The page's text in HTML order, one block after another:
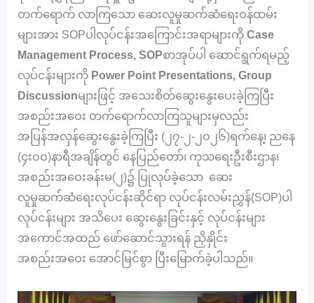
တက်ရောက် လာကြသော ဆေးလူမှုဆက်ဆံရေးဝန်ထမ်း
များအား SOPပါလုပ်ငန်းအကြောင်းအရာများကိုCase
Management Process, SOPစာအုပ်ပါ ဆောင်ရွက်ရမည့်
လုပ်ငန်းများကို Power Point Presentations, Group
Discussionများဖြင့် အသေးစိတ်ဆွေးနွေးပေးခဲ့ကြပြီး
အစည်းအဝေး တက်ရောက်လာကြသူများမှလည်း
အပြန်အလှန်ဆွေးနွေးခဲ့ကြပြီး (၂၇-၂-၂၀၂၆)ရက်နေ့၊ ညနေ
(၄း၀၀)နာရီအချိန်တွင် နေပြည်တော်၊ ကုသရေးဦးစီးဌာန၊
အစည်းအဝေးခန်းမ(၂)၌ ပြုလုပ်ခဲ့သော ဆေး
လူမှုဆက်ဆံရေးလုပ်ငန်းဆိုင်ရာ လုပ်ငန်းလမ်းညွှန်(SOP)ပါ
လုပ်ငန်းများ အသိပေး ဆွေးနွေးခြင်းနှင့် လုပ်ငန်းများ
အကောင်အထည် ဖော်ဆောင်သွားရန် ညှိနှိုင်း
အစည်းအဝေး အောင်မြင်စွာ ပြီးမြောက်ခဲ့ပါသည်။